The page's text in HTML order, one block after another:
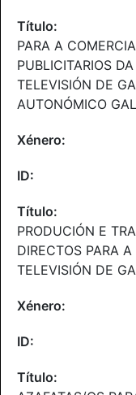
PARA A
PUBLICITARIOS
TELEVISIÓN DE
AUTONÓMICO
PRODUCIÓN E
DIRECTOS PARA
TELEVISIÓN DE